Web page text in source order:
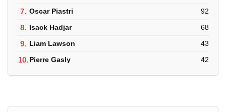
7. Oscar Piastri 92
8. Isack Hadjar 68
9. Liam Lawson 43
10.Pierre Gasly 42